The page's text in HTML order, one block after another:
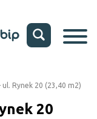
Rynek 20 (23,40 m2)
20